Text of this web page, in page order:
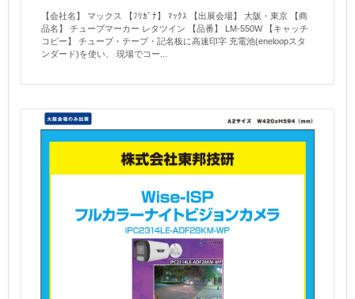
【会社名】 マックス 【ﾌﾘｶﾞﾅ】 ﾏｯｸｽ 【出展会場】 大阪・東京 【商
品名】 チューブマーカー レタツイン 【品番】 LM-550W 【キャッチ
コピー】 チューブ・テープ・記名板に高速印字 充電池(eneloopスタ
ンダード)を使い、 現場でコー...